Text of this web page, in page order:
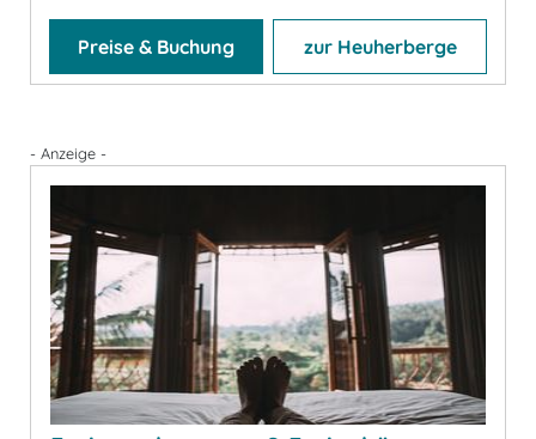
Preise & Buchung zur Heuherberge
- Anzeige -